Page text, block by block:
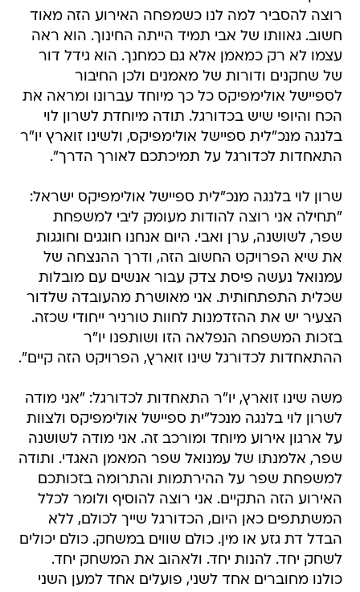
רוצה להסביר למה לנו כשמפחה האירוע הזה מאוד
חשוב. גאוותו של אבי תמיד הייתה החינוך. הוא ראה
עצמו לא רק כמאמן אלא גם כמחנך. הוא גידל דור
של שחקנים ודורות של מאמנים ולכן החיבור
לספיישל אולימפיקס כל כך מיוחד עברונו ומראה את
הכח והיופי שיש בכדורגל. תודה מיוחדת לשרון לוי
בלנגה מנכ"לית ספיישל אולימפיקס, ולשינו זוארץ יו"ר
התאחדות לכדורגל על תמיכתכם לאורך הדרך".
שרון לוי בלנגה מנכ"לית ספיישל אולימפיקס ישראל:
"תחילה אני רוצה להודות מעומק ליבי למשפחת
שפר, לשושנה, ערן ואבי. היום אנחנו חוגגים וחוגגות
את שיא הפרויקט החשוב הזה, ודרך ההנצחה של
עמנואל נעשה פיסת צדק עבור אנשים עם מובלות
שכלית התפתחותית. אני מאושרת מהעובדה שלדור
הצעיר יש את ההזדמנות לחוות טורניר ייחודי שכזה.
בזכות המשפחה הנפלאה הזו ושותפנו יו"ר
ההתאחדות לכדורגל שינו זוארץ, הפרויקט הזה קיים".
משה שינו זוארץ, יו"ר התאחדות לכדורגל: "אני מודה
לשרון לוי בלנגה מנכל"ית ספיישל אולימפיקס ולצוות
על ארגון אירוע מיוחד ומורכב זה. אני מודה לשושנה
שפר, אלמנתו של עמנואל שפר המאמן האגדי. ותודה
למשפחת שפר על ההירתמות והתרומה בזכותכם
האירוע הזה התקיים. אני רוצה להוסיף ולומר לכלל
המשתתפים כאן היום, הכדורגל שייך לכולם, ללא
הבדל דת גזע או מין. כולם שווים במשחק. כולם יכולים
לשחק יחד. להנות יחד. ולאהוב את המשחק יחד.
כולנו מחוברים אחד לשני, פועלים אחד למען השני